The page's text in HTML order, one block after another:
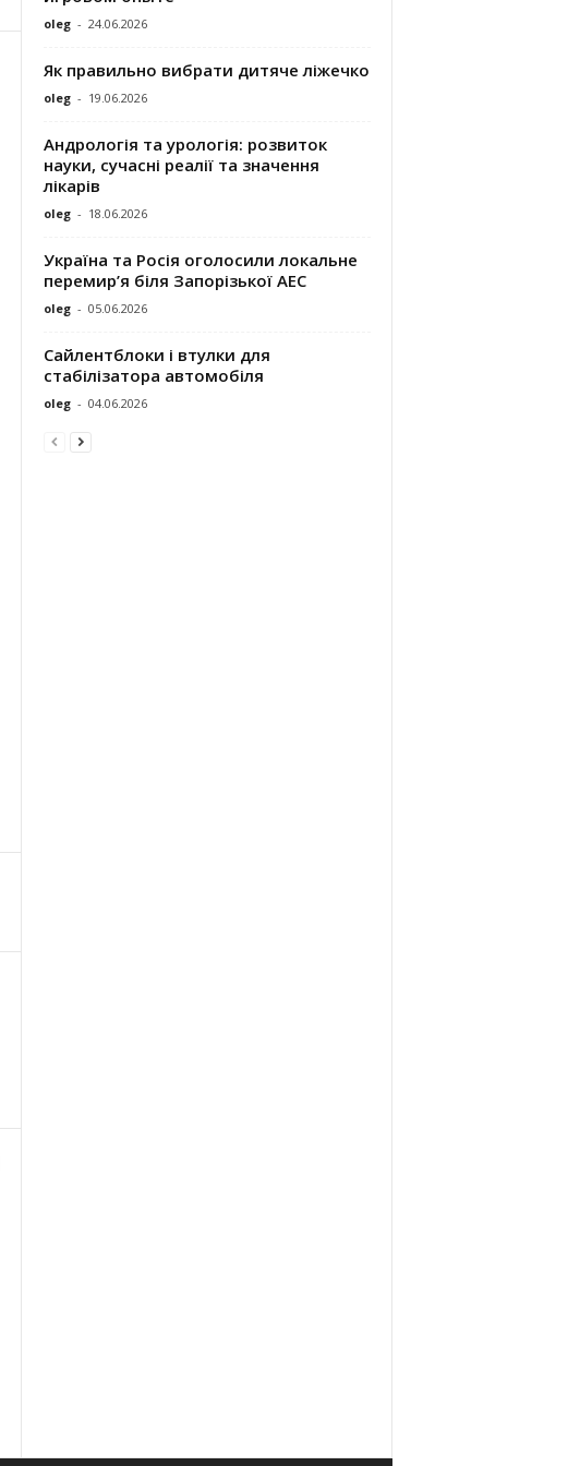
oleg - 24.06.2026
Як правильно вибрати дитяче ліжечко
oleg - 19.06.2026
Андрологія та урологія: розвиток
науки, сучасні реалії та значення
лікарів
oleg - 18.06.2026
Україна та Росія оголосили локальне
перемир’я біля Запорізької АЕС
oleg - 05.06.2026
Сайлентблоки і втулки для
стабілізатора автомобіля
oleg - 04.06.2026